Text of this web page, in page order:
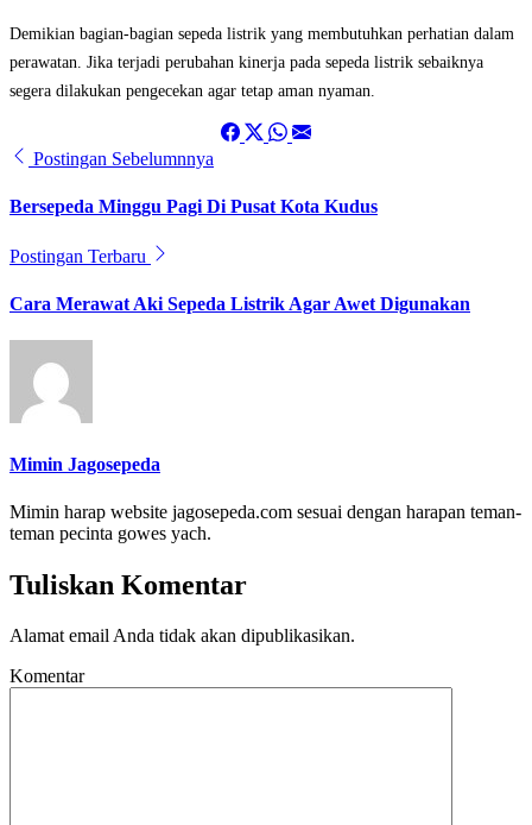
Demikian bagian-bagian sepeda listrik yang membutuhkan perhatian dalam
perawatan. Jika terjadi perubahan kinerja pada sepeda listrik sebaiknya
segera dilakukan pengecekan agar tetap aman nyaman.
Postingan Sebelumnnya
Bersepeda Minggu Pagi Di Pusat Kota Kudus
Postingan Terbaru
Cara Merawat Aki Sepeda Listrik Agar Awet Digunakan
Mimin Jagosepeda
Mimin harap website jagosepeda.com sesuai dengan harapan teman-
teman pecinta gowes yach.
Tuliskan Komentar
Alamat email Anda tidak akan dipublikasikan.
Komentar